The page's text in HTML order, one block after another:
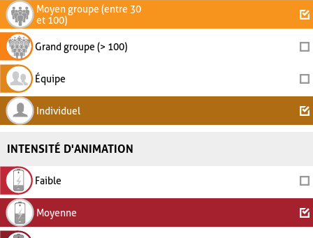
Moyen groupe (entre 30
et 100)
Grand groupe (> 100)
Équipe
Individuel
INTENSITÉ D'ANIMATION
Faible
Moyenne